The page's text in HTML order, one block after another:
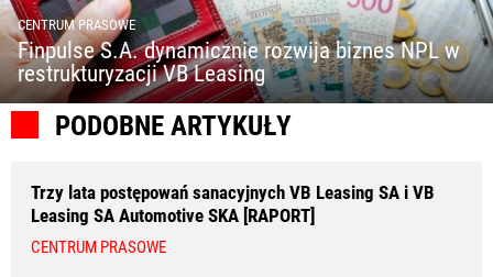
CENTRUM PRASOWE
Finpulse S.A. dynamicznie rozwija biznes NPL w
restrukturyzacji VB Leasing
PODOBNE ARTYKUŁY
Trzy lata postępowań sanacyjnych VB Leasing SA i VB
Leasing SA Automotive SKA [RAPORT]
CENTRUM PRASOWE